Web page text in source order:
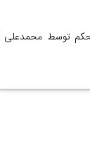
توسط محمدعلی